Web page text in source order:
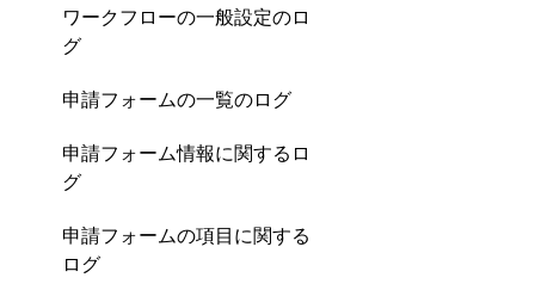
ワークフローの一般設定のロ
グ
申請フォームの一覧のログ
申請フォーム情報に関するロ
グ
申請フォームの項目に関する
ログ